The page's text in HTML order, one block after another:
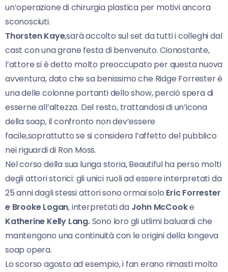
un’operazione di chirurgia plastica per motivi ancora
sconosciuti.
Thorsten Kaye,sarà accolto sul set da tutti i colleghi dal
cast con una grane festa di benvenuto. Cionostante,
l’attore si è detto molto preoccupato per questa nuova
avventura, dato che sa benissimo che Ridge Forrester è
una delle colonne portanti dello show, perciò spera di
esserne all’altezza. Del resto, trattandosi di un’icona
della soap, il confronto non dev’essere
facile,soprattutto se si considera l’affetto del pubblico
nei riguardi di Ron Moss.
Nel corso della sua lunga storia, Beautiful ha perso molti
degli attori storici: gli unici ruoli ad essere interpretati da
25 anni dagli stessi attori sono ormai solo Eric Forrester
e Brooke Logan, interpretati daJohn McCooke
Katherine Kelly Lang.Sono loro gli utlimi baluardi che
mantengono una continuità con le origini della longeva
soap opera.
Lo scorso agosto ad esempio, i fan erano rimasti molto